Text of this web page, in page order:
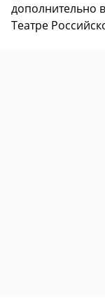
дополнительно
Театре